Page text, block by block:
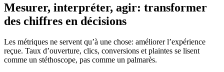
Mesurer, interpréter, agir: transformer
des chiffres en décisions
Les métriques ne servent qu’à une chose: améliorer l’expérience
reçue. Taux d’ouverture, clics, conversions et plaintes se lisent
comme un stéthoscope, pas comme un palmarès.